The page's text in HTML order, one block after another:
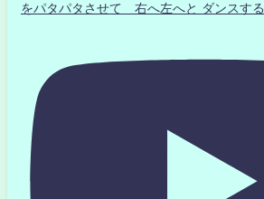
をパタパタさせて 右へ左へと ダンスする